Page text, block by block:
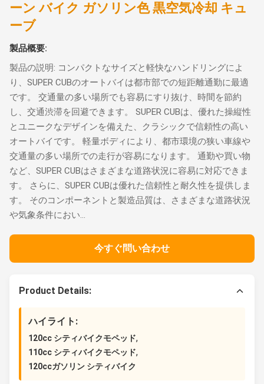
ーン バイク ガソリン色 黒空気冷却 キュ
ーブ
製品概要:
製品の説明: コンパクトなサイズと軽快なハンドリングによ
り、SUPER CUBのオートバイは都市部での短距離通勤に最適
です。 交通量の多い場所でも容易にすり抜け、時間を節約
し、交通渋滞を回避できます。 SUPER CUBは、優れた操縦性
とユニークなデザインを備えた、クラシックで信頼性の高い
オートバイです。 軽量ボディにより、都市環境の狭い車線や
交通量の多い場所での走行が容易になります。 通勤や買い物
など、SUPER CUBはさまざまな道路状況に容易に対応できま
す。 さらに、SUPER CUBは優れた信頼性と耐久性を提供しま
す。 そのコンポーネントと製造品質は、さまざまな道路状況
や気象条件におい...
今すぐ問い合わせ
Product Details:
ハイライト:
120cc シティバイクモペッド,
110cc シティバイクモペッド,
120ccガソリン シティバイク